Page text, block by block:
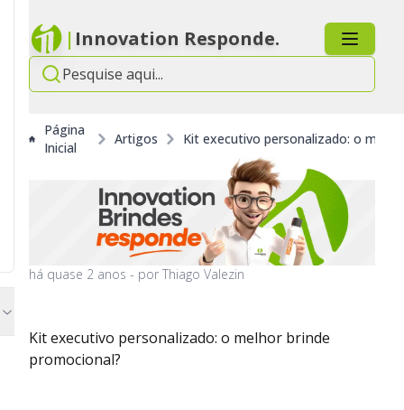
| Innovation Responde.
Página
Inicial
Artigos Kit executivo personalizado: o
há quase 2 anos - por Thiago Valezin
Kit executivo personalizado: o melhor brinde
promocional?